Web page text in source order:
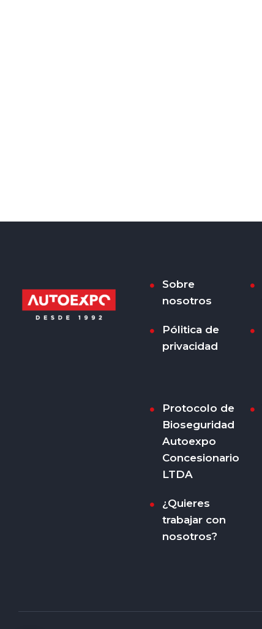
Sobre
nosotros
Pólitica de
privacidad
Protocolo de
Bioseguridad
Autoexpo
Concesionario
LTDA
¿Quieres
trabajar con
nosotros?